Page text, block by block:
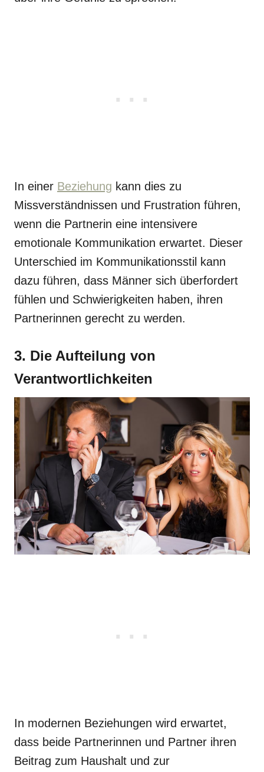
In einer Beziehung kann dies zu
Missverständnissen und Frustration führen,
wenn die Partnerin eine intensivere
emotionale Kommunikation erwartet. Dieser
Unterschied im Kommunikationsstil kann
dazu führen, dass Männer sich überfordert
fühlen und Schwierigkeiten haben, ihren
Partnerinnen gerecht zu werden.
3. Die Aufteilung von
Verantwortlichkeiten
In modernen Beziehungen wird erwartet,
dass beide Partnerinnen und Partner ihren
Beitrag zum Haushalt und zur